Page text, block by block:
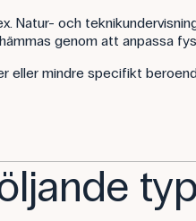
Natur- och
genom att anpassa
mindre specifikt